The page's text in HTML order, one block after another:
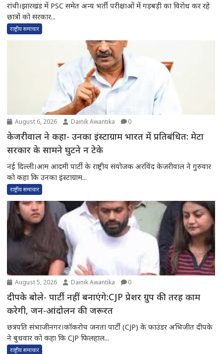
रांची।झारखंड में PSC समेत अन्य भर्ती परीक्षाओं में गड़बड़ी का विरोध कर रहे
छात्रों को सरकार...
राष्ट्रीय समाचार
August 6, 2026 Dainik Awantika 0
केजरीवाल ने कहा- उनका इंस्टाग्राम भारत में प्रतिबंधित: मेटा
सरकार के सामने घुटने न टेके
नई दिल्ली।आम आदमी पार्टी के राष्ट्रीय संयोजक अरविंद केजरीवाल ने गुरुवार
को कहा कि उनका इंस्टाग्राम...
राष्ट्रीय समाचार
August 5, 2026 Dainik Awantika 0
दीपके बोले- पार्टी नहीं बनाएंगे:CJP प्रेशर ग्रुप की तरह काम
करेगी, जन-आंदोलन की जरूरत
छत्रपति संभाजीनगर।कॉकरोच जनता पार्टी (CJP) के फाउंडर अभिजीत दीपके
ने बुधवार को कहा कि CJP फिलहाल...
राष्ट्रीय समाचार